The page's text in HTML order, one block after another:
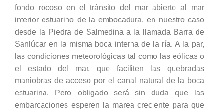
fondo rocoso en el tránsito del mar abierto al mar
interior estuarino de la embocadura, en nuestro caso
desde la Piedra de Salmedina a la llamada Barra de
Sanlúcar en la misma boca interna de la ría. A la par,
las condiciones meteorológicas tal como las eólicas o
el estado del mar, que faciliten las quebradas
maniobras de acceso por el canal natural de la boca
estuarina. Pero obligado será sin duda que las
embarcaciones esperen la marea creciente para que